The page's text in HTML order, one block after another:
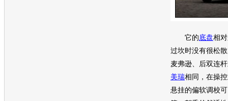
它的 底盘相
过坎时没有很松
麦弗逊、后双连
美瑞相同，在操
悬挂的偏软调校